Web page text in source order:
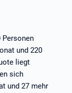
Personen
und 220
liegt
sich
und 27 mehr